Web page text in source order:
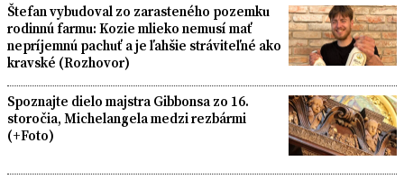
Štefan vybudoval zo zarasteného pozemku
rodinnú farmu: Kozie mlieko nemusí mať
nepríjemnú pachuť a je ľahšie stráviteľné ako
kravské (Rozhovor)
Spoznajte dielo majstra Gibbonsa zo 16.
storočia, Michelangela medzi rezbármi
(+Foto)